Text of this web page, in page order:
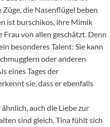
die Nasenflügel beben
ist burschikos, ihre Mimik
von allen geschätzt. Denn
besonderes Talent: Sie kann
oder anderen
eines Tages der
sie, dass er ebenfalls
auch die Liebe zur
sind gleich. Tina fühlt sich